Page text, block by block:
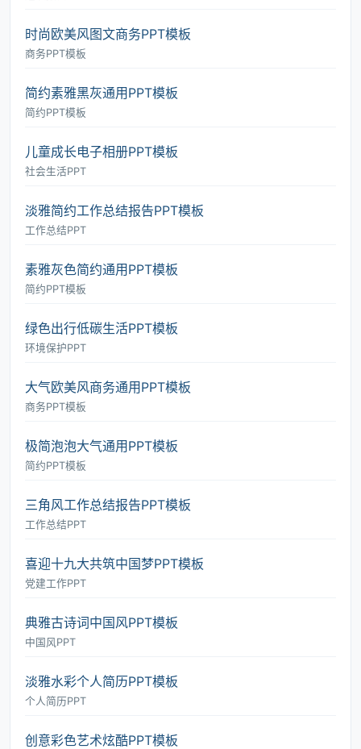
时尚欧美风图文商务PPT模板
商务PPT模板
简约素雅黑灰通用PPT模板
简约PPT模板
儿童成长电子相册PPT模板
社会生活PPT
淡雅简约工作总结报告PPT模板
工作总结PPT
素雅灰色简约通用PPT模板
简约PPT模板
绿色出行低碳生活PPT模板
环境保护PPT
大气欧美风商务通用PPT模板
商务PPT模板
极简泡泡大气通用PPT模板
简约PPT模板
三角风工作总结报告PPT模板
工作总结PPT
喜迎十九大共筑中国梦PPT模板
党建工作PPT
典雅古诗词中国风PPT模板
中国风PPT
淡雅水彩个人简历PPT模板
个人简历PPT
创意彩色艺术炫酷PPT模板